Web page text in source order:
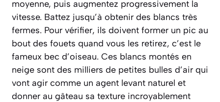
moyenne, puis augmentez progressivement la
vitesse. Battez jusqu’à obtenir des blancs très
fermes. Pour vérifier, ils doivent former un pic au
bout des fouets quand vous les retirez, c’est le
fameux bec d’oiseau. Ces blancs montés en
neige sont des milliers de petites bulles d’air qui
vont agir comme un agent levant naturel et
donner au gâteau sa texture incroyablement